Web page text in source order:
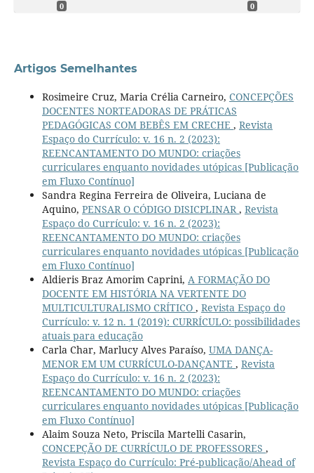
0 0
Artigos Semelhantes
Rosimeire Cruz, Maria Crélia Carneiro, CONCEPÇÕES
DOCENTES NORTEADORAS DE PRÁTICAS
PEDAGÓGICAS COM BEBÊS EM CRECHE , Revista
Espaço do Currículo: v. 16 n. 2 (2023):
REENCANTAMENTO DO MUNDO: criações
curriculares enquanto novidades utópicas [Publicação
em Fluxo Contínuo]
Sandra Regina Ferreira de Oliveira, Luciana de
Aquino, PENSAR O CÓDIGO DISICPLINAR , Revista
Espaço do Currículo: v. 16 n. 2 (2023):
REENCANTAMENTO DO MUNDO: criações
curriculares enquanto novidades utópicas [Publicação
em Fluxo Contínuo]
Aldieris Braz Amorim Caprini, A FORMAÇÃO DO
DOCENTE EM HISTÓRIA NA VERTENTE DO
MULTICULTURALISMO CRÍTICO , Revista Espaço do
Currículo: v. 12 n. 1 (2019): CURRÍCULO: possibilidades
atuais para educação
Carla Char, Marlucy Alves Paraíso, UMA DANÇA-
MENOR EM UM CURRÍCULO-DANÇANTE , Revista
Espaço do Currículo: v. 16 n. 2 (2023):
REENCANTAMENTO DO MUNDO: criações
curriculares enquanto novidades utópicas [Publicação
em Fluxo Contínuo]
Alaim Souza Neto, Priscila Martelli Casarin,
CONCEPÇÃO DE CURRÍCULO DE PROFESSORES ,
Revista Espaço do Currículo: Pré-publicação/Ahead of